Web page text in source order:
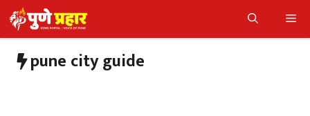
Skip
to
contentpune city guide